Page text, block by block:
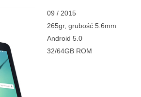
09 / 2015
265gr, grubość 5.6mm
Android 5.0
32/64GB ROM